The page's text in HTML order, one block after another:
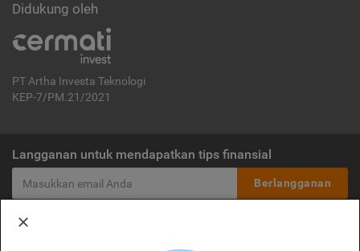
Didukung oleh
PT Artha Investa Teknologi
KEP-7/PM.21/2021
Langganan untuk mendapatkan tips finansial
Berlangganan
Disclaimer: